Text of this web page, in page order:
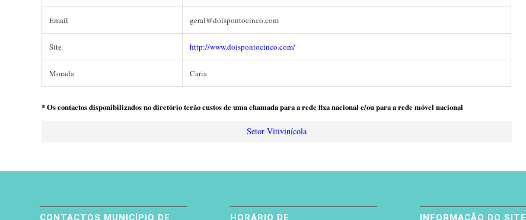
Email geral@doispontocinco.com
Site http://www.doispontocinco.com/
Morada Caria
* Os contactos disponibilizados no diretório terão custos de uma chamada para a rede fixa nacional e/ou para a rede móvel nacional
Setor Vitivinícola
CONTACTOS MUNICÍPIO DE
HORÁRIO DE
INFORMAÇÃO DO SITE